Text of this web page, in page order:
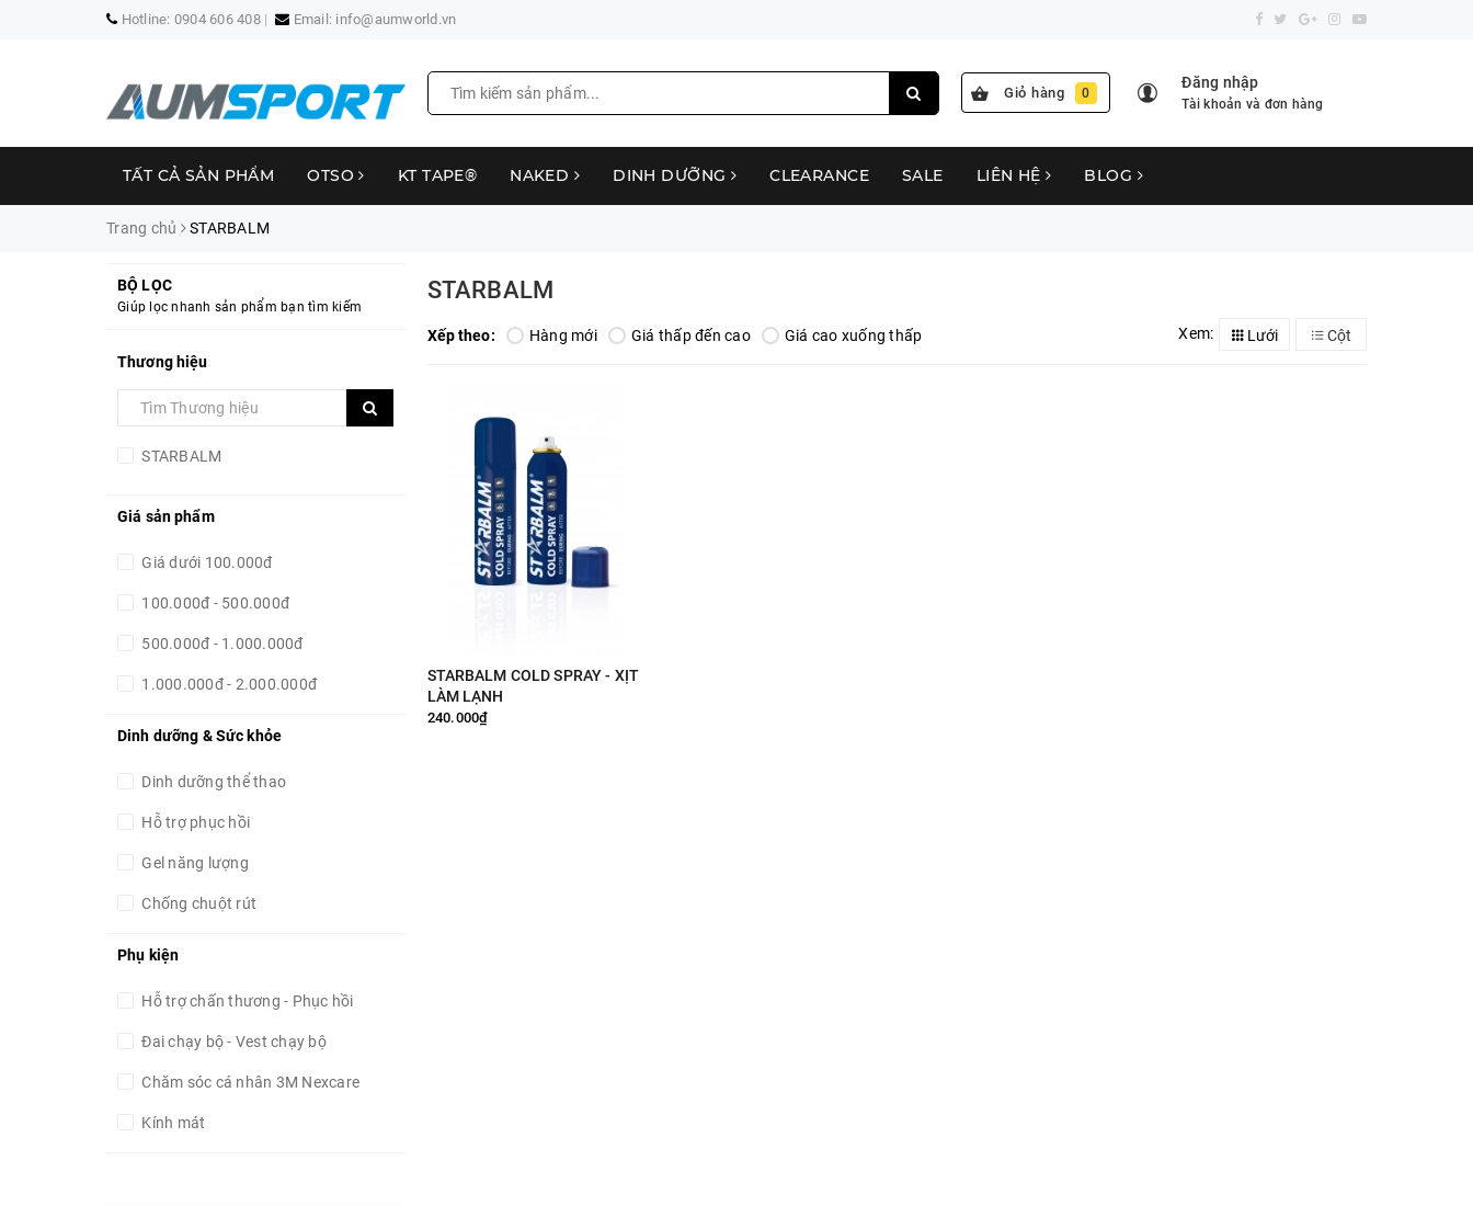
Hotline: 0904 606 408 Email: info@aumworld.vn
Giỏ hàng 0
Đăng nhập
Tài khoản và đơn hàng
TẤT CẢ SẢN PHẨM OTSO KT TAPE® NAKED DINH DƯỠNG CLEARANCE SALE LIÊN HỆ BLOG
Trang chủ STARBALM
BỘ LỌC
Giúp lọc nhanh sản phẩm bạn tìm kiếm
Thương hiệu
STARBALM
Giá sản phẩm
Giá dưới 100.000đ
100.000đ - 500.000đ
500.000đ - 1.000.000đ
1.000.000đ - 2.000.000đ
Giá trên 2.000.000đ
Dinh dưỡng & Sức khỏe
Dinh dưỡng thể thao
Hỗ trợ phục hồi
Gel năng lượng
Chống chuột rút
Phụ kiện
Hỗ trợ chấn thương - Phục hồi
Đai chạy bộ - Vest chạy bộ
Chăm sóc cá nhân 3M Nexcare
Kính mát
STARBALM
Xếp theo: Hàng mới Giá thấp đến cao Giá cao xuống thấp Xem: Lưới Cột
STARBALM COLD SPRAY - XỊT
LÀM LẠNH
240.000₫